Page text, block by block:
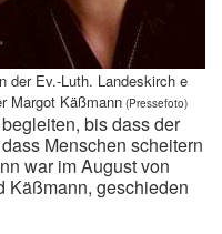
der Ev.-Luth. Landeskirch e
Margot Käßmann (Pressefoto)
bis dass der
Menschen scheitern
war im August von
Käßmann, geschieden